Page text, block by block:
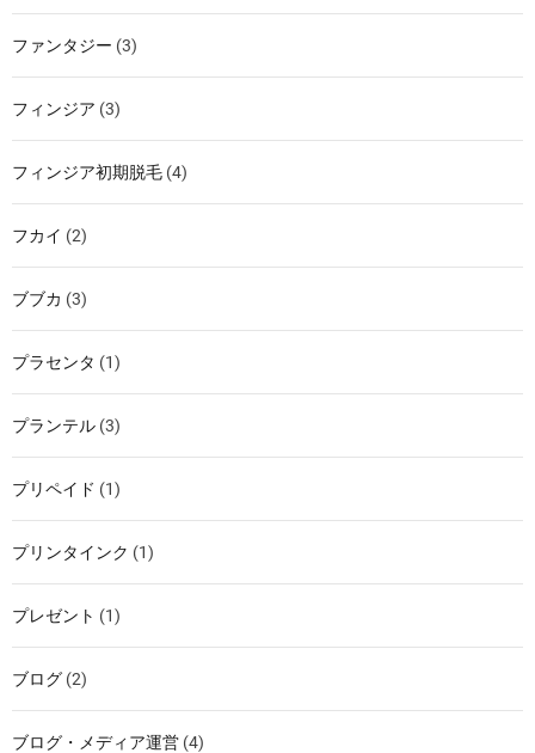
ファンタジー (3)
フィンジア (3)
フィンジア初期脱毛 (4)
フカイ (2)
ブブカ (3)
プラセンタ (1)
プランテル (3)
プリペイド (1)
プリンタインク (1)
プレゼント (1)
ブログ (2)
ブログ・メディア運営 (4)